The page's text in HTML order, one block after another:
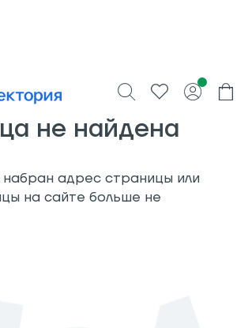
не найдена
адрес страницы или
на сайте больше не